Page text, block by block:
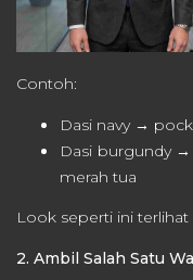
Contoh:
Dasi navy →
Dasi burgundy
merah tua
Look seperti ini
2. Ambil Salah Satu